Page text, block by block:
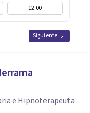
12:00
Siguiente
e Hipnoterapeuta